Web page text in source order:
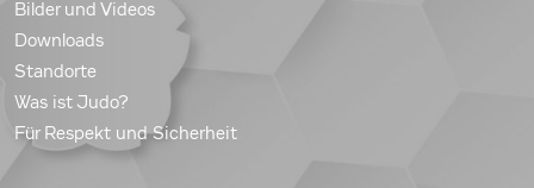
Bilder und Videos
Downloads
Standorte
Was ist Judo?
Für Respekt und Sicherheit